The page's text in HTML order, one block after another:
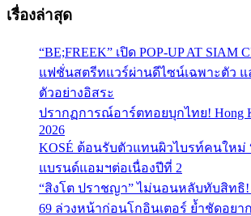
เรื่องล่าสุด
“BE;FREEK” เปิด POP-UP AT SIAM
แฟชั่นสตรีทแวร์ผ่านดีไซน์เฉพาะตัว แ
ตัวอย่างอิสระ
ปรากฏการณ์อาร์ตทอยบุกไทย! Hong
2026
KOSÉ ต้อนรับตัวแทนผิวไบรท์คนใหม่
แบรนด์แอมฯต่อเนื่องปีที่ 2
“สิงโต ปราชญา” ไม่นอนหลับทับสิทธิ!
69 ล่วงหน้าก่อนโกอินเตอร์ ย้ำชัดอยา